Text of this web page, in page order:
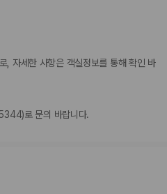
서 제공했습니다.
하실 수 있습니다.
가능합니다.
적 지향과 성 정체성을 존중합니다(성소
당, 1박 기준)
, 자세한 사항은 객실정보를 통해 확인 바
로 문의 바랍니다.